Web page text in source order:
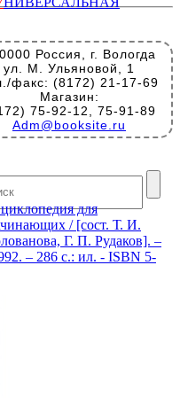
Россия, г. Вологда
ул. М. Ульяновой, 1
факс: (8172) 21-17-69
Магазин:
75-92-12, 75-91-89
Adm@booksite.ru
для
/ [сост. Т. И.
Г. П. Рудаков]. –
– 286 с.: ил. - ISBN 5-